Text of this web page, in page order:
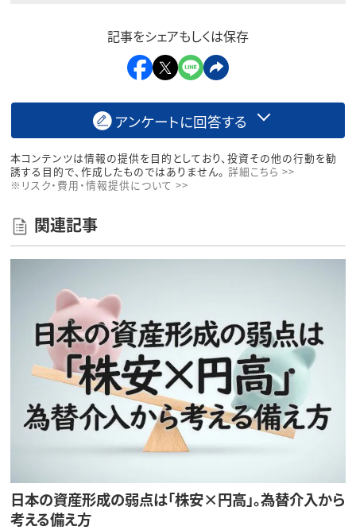
記事をシェアもしくは保存
アンケートに回答する
本コンテンツは情報の提供を目的としており、投資その他の行動を勧
誘する目的で、作成したものではありません。 詳細こちら >>
※リスク・費用・情報提供について >>
関連記事
日本の資産形成の弱点は「株安×円高」。為替介入から
考える備え方